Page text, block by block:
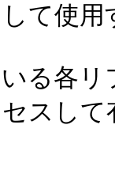
て使用
る各リ
スし